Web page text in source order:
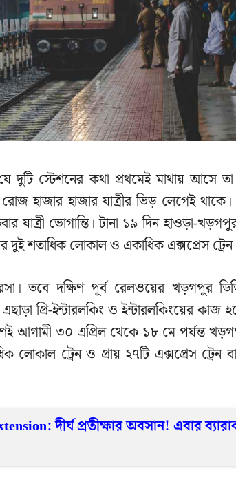
দুটি স্টেশনের কথা প্রথমেই মাথায় আসে
হাজার হাজার যাত্রীর ভিড় লেগেই থাকে।
ভোগান্তি। টানা ১৯ দিন হাওড়া-
দুই শতাধিক লোকাল ও একাধিক এক্সপ্রেস
তবে দক্ষিণ পূর্ব রেলওয়ের খড়গপুর
প্রি-ইন্টারলকিং ও ইন্টারলকিংয়ের কাজ
আগামী ৩০ এপ্রিল থেকে ১৮ মে পর্যন্ত
লোকাল ট্রেন ও প্রায় ২৭টি এক্সপ্রেস ট্রেন
দীর্ঘ প্রতীক্ষার অবসান! এবার